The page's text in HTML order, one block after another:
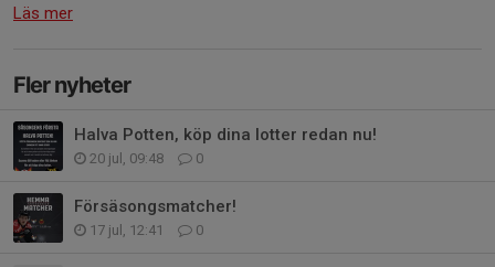
Läs mer
Fler nyheter
Halva Potten, köp dina lotter redan nu!
20 jul, 09:48 0
Försäsongsmatcher!
17 jul, 12:41 0